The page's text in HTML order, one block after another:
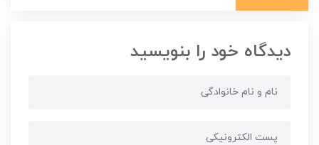
دیدگاه خود را بنویسید